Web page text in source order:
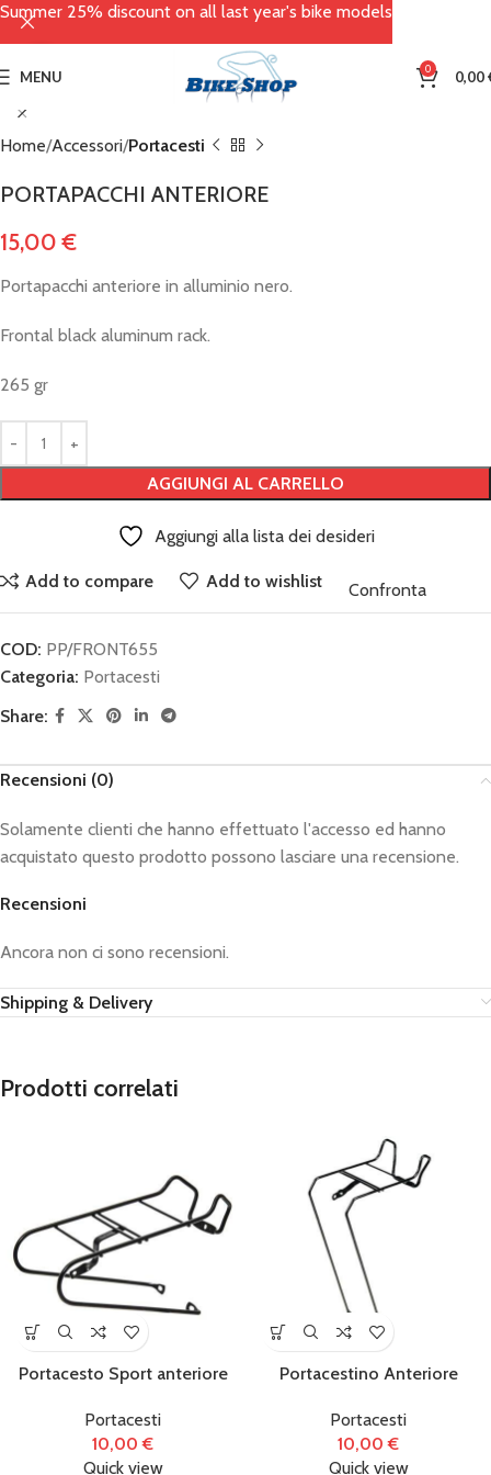
MENU 0 0,00
Home Accessori Portacesti
PORTAPACCHI ANTERIORE
15,00€
Portapacchi anteriore in alluminio nero.
Frontal black aluminum rack.
265 gr
AGGIUNGI AL CARRELLO
Aggiungi alla lista dei desideri
Add to compare Add to wishlist Confronta
COD: PP/FRONT655
Categoria: Portacesti
Share:
Recensioni (0)
Recensioni
Ancora non ci sono recensioni.
Solamente clienti che hanno effettuato l'accesso ed hanno
acquistato questo prodotto possono lasciare una recensione.
Shipping & Delivery
Prodotti correlati
Portacesto Sport anteriore
Portacesti
10,00€
Quick view
Portacestino Anteriore
Portacesti
10,00€
Quick view
Summer 25% discount on all last year's bike models